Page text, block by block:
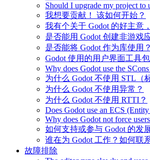
Should I upgrade my project to
我想要贡献！ 该如何开始？
我有个关于 Godot 的好主意
是否能用 Godot 创建非游戏
是否能将 Godot 作为库使用？
Godot 使用的用户界面工具
Why does Godot use the
为什么 Godot 不使用 STL（
为什么 Godot 不使用异常？
为什么 Godot 不使用 RTTI？
Does Godot use an ECS
Why does Godot not force
如何支持或参与 Godot 的发
谁在为 Godot 工作？如何联
故障排除